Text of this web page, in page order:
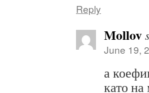
Reply
Mollov
June 19,
а
като